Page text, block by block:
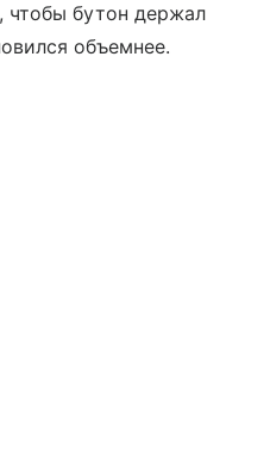
чтобы бутон держал
объемнее.